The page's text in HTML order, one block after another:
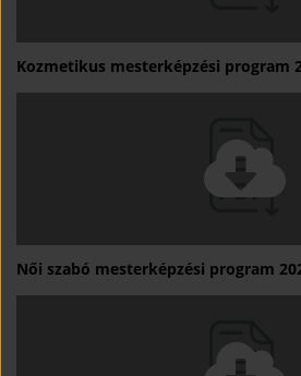
Kozmetikus mesterképzési program
Női szabó mesterképzési program